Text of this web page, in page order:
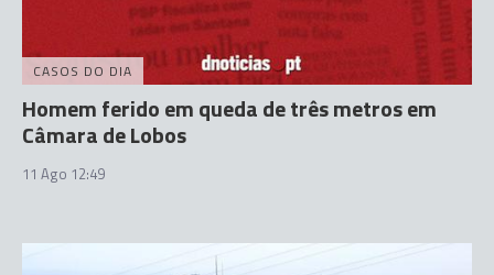
CASOS DO DIA
Homem ferido em queda de três metros em
Câmara de Lobos
11 Ago 12:49